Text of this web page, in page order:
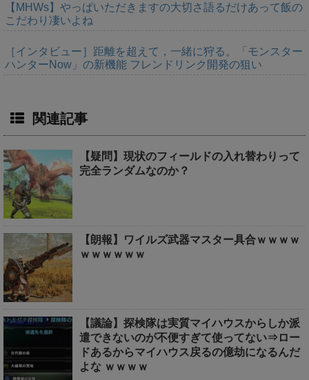
【MHWs】やっぱいただきますの大切さ語るだけあって飯の
こだわり凄いよね
［インタビュー］距離を超えて，一緒に狩る。「モンスター
ハンターNow」の新機能 フレンドリンク開発の狙い
関連記事
【疑問】現状のフィールドの入れ替わりって
完全ランダムなのか？
【朗報】ワイルズ武器マスター具合ｗｗｗｗ
ｗｗｗｗｗｗ
【議論】探検隊は実質マイハウスからしか派
遣できないのが不便すぎて使ってない⇒ロー
ドあるからマイハウス戻るの億劫になるんだ
よな ｗｗｗｗ